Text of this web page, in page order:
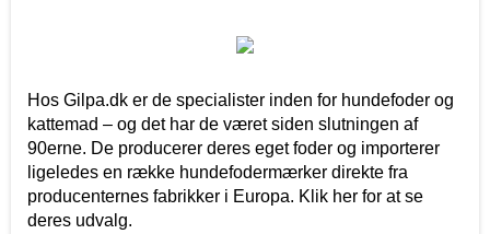
Hos Gilpa.dk er de specialister inden for hundefoder og
kattemad – og det har de været siden slutningen af
90erne. De producerer deres eget foder og importerer
ligeledes en række hundefodermærker direkte fra
producenternes fabrikker i Europa. Klik her for at se
deres udvalg.